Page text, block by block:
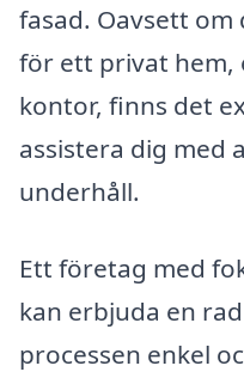
fasad. Oavsett
för ett privat hem,
kontor, finns det
assistera dig med
underhåll.
Ett företag med
kan erbjuda en
processen enkel